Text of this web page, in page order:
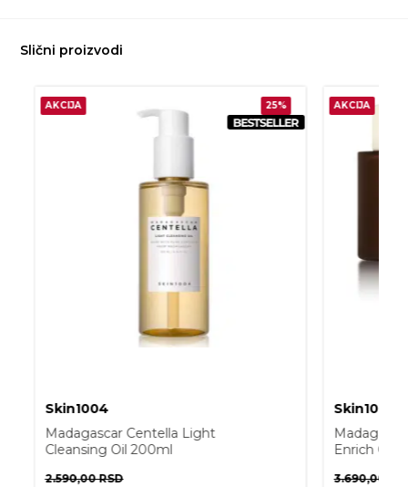
Slični proizvodi
AKCIJA 25%
Skin1004
Madagascar Centella Light
Cleansing Oil 200ml
2.590,00RSD
AKCIJA
Skin1004
Enrich
3.690,00